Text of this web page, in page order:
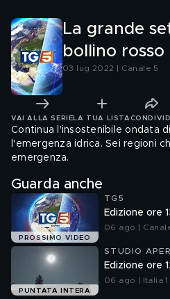
La grande
bollino rosso
03 lug 2022 | Canale 5
VAI ALLA SERIE LA TUA LISTA CONDIVIDI
Continua l'insostenibile ondata
l'emergenza idrica. Sei regioni
emergenza.
Guarda anche
PROSSIMO VIDEO
TG5
Edizione ore
06 ago |
PUNTATA INTERA
STUDIO
Edizione ore
06 ago | Italia 1